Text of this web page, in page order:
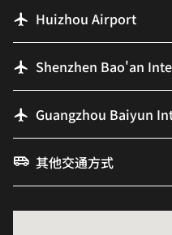
Huizhou Airport
Shenzhen Bao'an
Guangzhou Baiyun
其他交通方式